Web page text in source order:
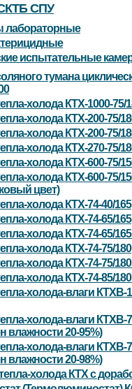
СПУ
лабораторные
испытательные
тумана
холода КТХ-1000-75/
холода КТХ-200-75/
холода КТХ-200-75/
холода КТХ-270-75/
холода КТХ-600-75/
холода КТХ-600-75/
цвет)
холода КТХ-74-40/165
холода КТХ-74-65/165
холода КТХ-74-65/
холода КТХ-74-75/180
холода КТХ-74-75/
холода КТХ-74-85/
холода-влаги КТХВ-
холода-влаги КТХВ-
влажности 20-95%)
холода-влаги КТХВ-
влажности 20-98%)
холода КТХ с